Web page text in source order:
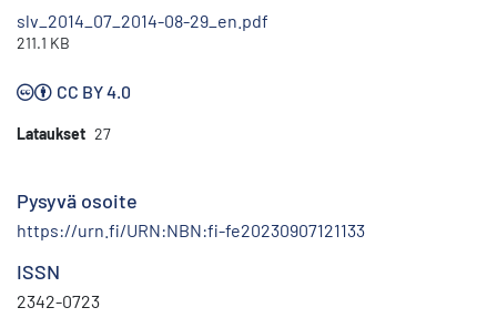
slv_2014_07_2014-08-29_en.pdf
211.1 KB
CC BY 4.0
Lataukset 27
Pysyvä osoite
https://urn.fi/URN:NBN:fi-fe20230907121133
ISSN
2342-0723